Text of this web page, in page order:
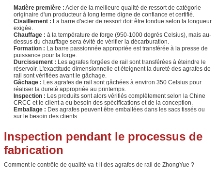
Matière première : Acier de la meilleure qualité de ressort de catégorie
originaire d'un producteur à long terme digne de confiance et certifié.
Cisaillement : La barre d'acier de ressort doit être tondue selon la longueur
exigée.
Chauffage : à la température de forge (950-1000 degrés Celsius), mais au-
dessus du chauffage sera évité de vérifier la décarburation.
Formation : La barre passionnée appropriée est transférée à la presse de
puissance pour la forge.
Durcissement : Les agrafes forgées de rail sont transférées à éteindre le
réservoir. L'exactitude dimensionnelle et éteignent la dureté des agrafes de
rail sont vérifiées avant le gâchage.
Gâchage : Les agrafes de rail sont gâchées à environ 350 Celsius pour
réaliser la dureté appropriée au printemps.
Inspection : Les produits sont alors vérifiés complètement selon la Chine
CRCC et le client a eu besoin des spécifications et de la conception.
Emballage : Des agrafes peuvent être emballées dans les sacs tissés ou
sur le besoin des clients.
Inspection pendant le processus de
fabrication
Comment le contrôle de qualité va-t-il des agrafes de rail de ZhongYue ?